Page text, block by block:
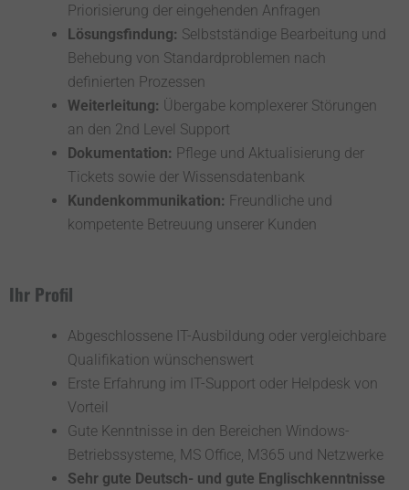
Priorisierung der eingehenden Anfragen
Lösungsfindung: Selbstständige Bearbeitung und
Behebung von Standardproblemen nach
definierten Prozessen
Weiterleitung: Übergabe komplexerer Störungen
an den 2nd Level Support
Dokumentation: Pflege und Aktualisierung der
Tickets sowie der Wissensdatenbank
Kundenkommunikation: Freundliche und
kompetente Betreuung unserer Kunden
Ihr Profil
Abgeschlossene IT-Ausbildung oder vergleichbare
Qualifikation wünschenswert
Erste Erfahrung im IT-Support oder Helpdesk von
Vorteil
Gute Kenntnisse in den Bereichen Windows-
Betriebssysteme, MS Office, M365 und Netzwerke
Sehr gute Deutsch- und gute Englischkenntnisse